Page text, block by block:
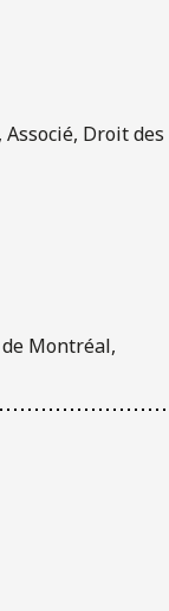
Droit des
Montréal,